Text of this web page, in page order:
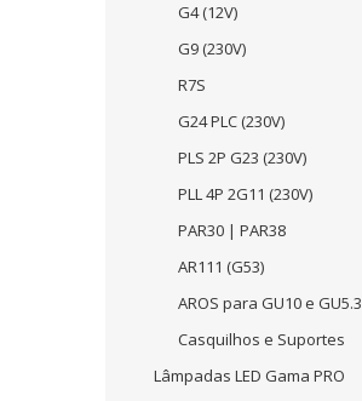
G4 (12V)
G9 (230V)
R7S
G24 PLC (230V)
PLS 2P G23 (230V)
PLL 4P 2G11 (230V)
PAR30 | PAR38
AR111 (G53)
AROS para GU10 e GU5.3
Casquilhos e Suportes
Lâmpadas LED Gama PRO